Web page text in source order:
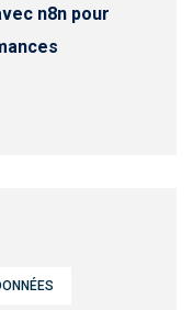
n8n pour